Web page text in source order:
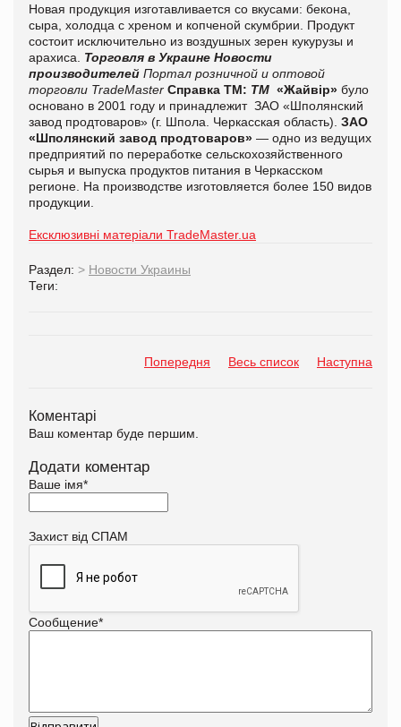
Новая продукция изготавливается со вкусами: бекона,
сыра, холодца с хреном и копченой скумбрии. Продукт
состоит исключительно из воздушных зерен кукурузы и
арахиса. Торговля в Украине Новости
производителей Портал розничной и оптовой
торговли TradeMaster Справка ТМ: ТМ «Жайвір» було
основано в 2001 году и принадлежит ЗАО «Шполянский
завод продтоваров» (г. Шпола. Черкасская область). ЗАО
«Шполянский завод продтоваров» — одно из ведущих
предприятий по переработке сельскохозяйственного
сырья и выпуска продуктов питания в Черкасском
регионе. На производстве изготовляется более 150 видов
продукции.
Ексклюзивні матеріали TradeMaster.ua
Раздел: > Новости Украины
Теги:
Попередня Весь список Наступна
Коментарі
Ваш коментар буде першим.
Додати коментар
Ваше імя*
Захист від СПАМ
Сообщение*